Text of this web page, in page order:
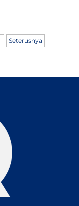
Seterusnya